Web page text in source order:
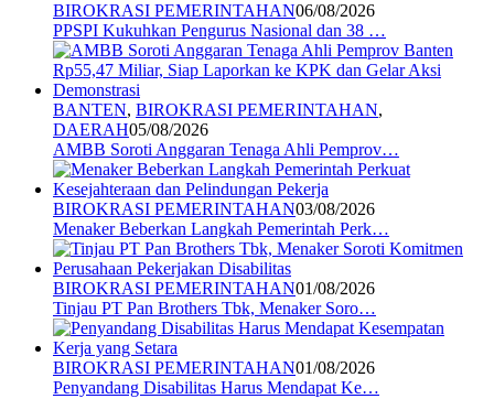
BIROKRASI PEMERINTAHAN06/08/2026
PPSPI Kukuhkan Pengurus Nasional dan 38 …
BANTEN, BIROKRASI PEMERINTAHAN,
DAERAH05/08/2026
AMBB Soroti Anggaran Tenaga Ahli Pemprov…
BIROKRASI PEMERINTAHAN03/08/2026
Menaker Beberkan Langkah Pemerintah Perk…
BIROKRASI PEMERINTAHAN01/08/2026
Tinjau PT Pan Brothers Tbk, Menaker Soro…
BIROKRASI PEMERINTAHAN01/08/2026
Penyandang Disabilitas Harus Mendapat Ke…